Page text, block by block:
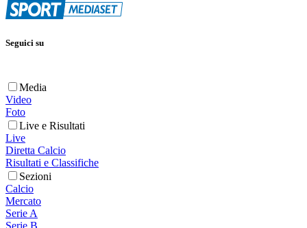
Seguici su
Media
Video
Foto
Live e Risultati
Live
Diretta Calcio
Risultati e Classifiche
Sezioni
Calcio
Mercato
Serie A
Serie B